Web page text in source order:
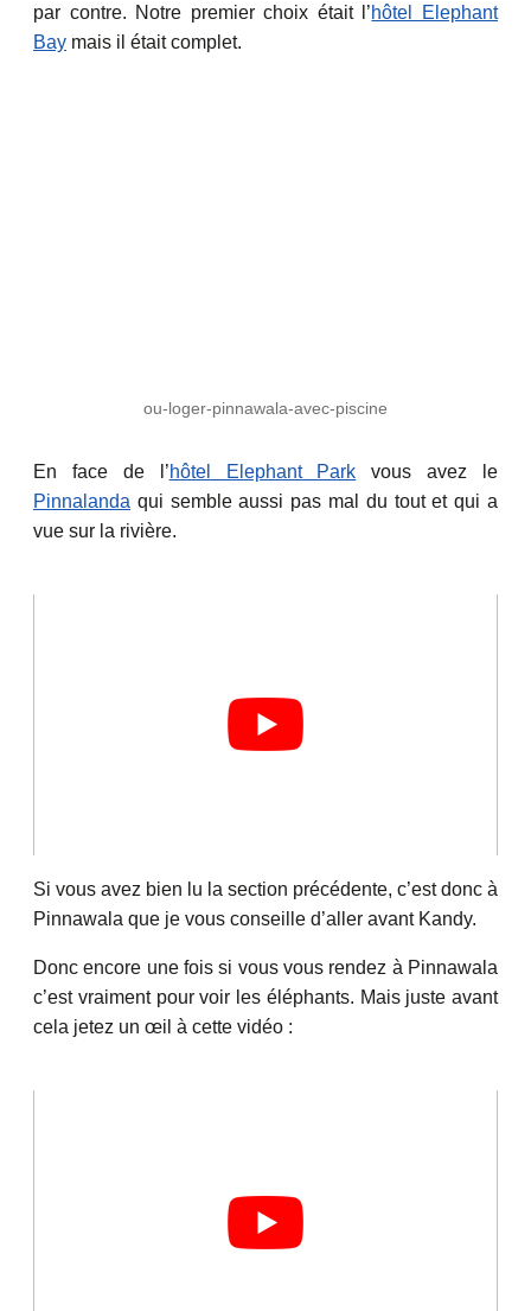
par contre. Notre premier choix était l’hôtel Elephant
Bay mais il était complet.
ou-loger-pinnawala-avec-piscine
En face de l’hôtel Elephant Park vous avez le
Pinnalanda qui semble aussi pas mal du tout et qui a
vue sur la rivière.
Si vous avez bien lu la section précédente, c’est donc à
Pinnawala que je vous conseille d’aller avant Kandy.
Donc encore une fois si vous vous rendez à Pinnawala
c’est vraiment pour voir les éléphants. Mais juste avant
cela jetez un œil à cette vidéo :